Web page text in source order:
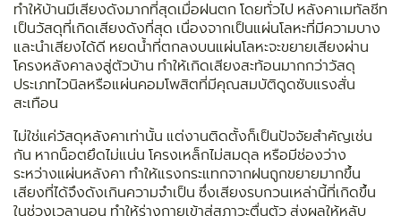
ทำให้บ้านมีเสียงดังมากที่สุดเมื่อฝนตก โดยทั่วไป หลังคาเมทัลชีท
เป็นวัสดุที่เกิดเสียงดังที่สุด เนื่องจากเป็นแผ่นโลหะที่มีความบาง
และนำเสียงได้ดี หยดน้ำที่ตกลงบนแผ่นโลหะจะขยายเสียงผ่าน
โครงหลังคาลงสู่ตัวบ้าน ทำให้เกิดเสียงสะท้อนมากกว่าวัสดุ
ประเภทไวนิลหรือแผ่นคอมโพสิตที่มีคุณสมบัติดูดซับแรงสั่น
สะเทือน
ไม่ใช่แค่วัสดุหลังคาเท่านั้น แต่งานติดตั้งก็เป็นปัจจัยสำคัญเช่น
กัน หากน็อตยึดไม่แน่น โครงเหล็กไม่สมดุล หรือมีช่องว่าง
ระหว่างแผ่นหลังคา ทำให้แรงกระแทกจากฝนถูกขยายมากขึ้น
เสียงที่ได้จึงดังเกินความจำเป็น ซึ่งเสียงรบกวนเหล่านี้ที่เกิดขึ้น
ในช่วงเวลานอน ทำให้ร่างกายเข้าสู่สภาวะตื่นตัว ส่งผลให้หลับ